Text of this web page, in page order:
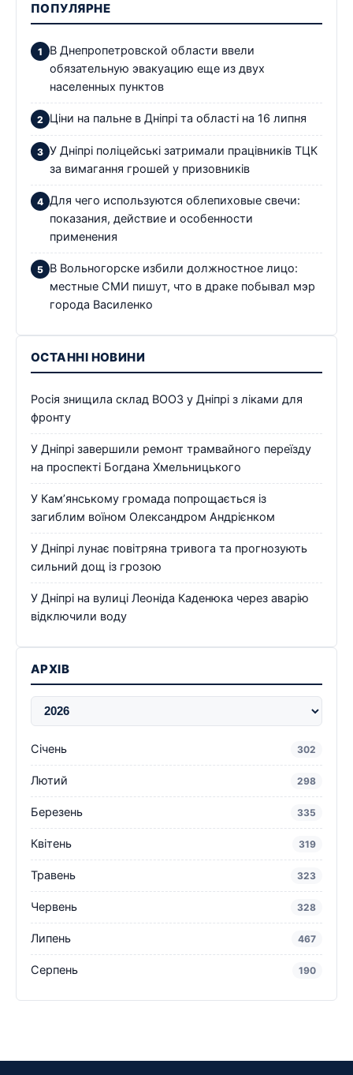
ПОПУЛЯРНЕ
В Днепропетровской области ввели
обязательную эвакуацию еще из двух
населенных пунктов
Ціни на пальне в Дніпрі та області на 16 липня
У Дніпрі поліцейські затримали працівників ТЦК
за вимагання грошей у призовників
Для чего используются облепиховые свечи:
показания, действие и особенности
применения
В Вольногорске избили должностное лицо:
местные СМИ пишут, что в драке побывал мэр
города Василенко
ОСТАННІ НОВИНИ
Росія знищила склад ВООЗ у Дніпрі з ліками для
фронту
У Дніпрі завершили ремонт трамвайного переїзду
на проспекті Богдана Хмельницького
У Кам’янському громада попрощається із
загиблим воїном Олександром Андрієнком
У Дніпрі лунає повітряна тривога та прогнозують
сильний дощ із грозою
У Дніпрі на вулиці Леоніда Каденюка через аварію
відключили воду
АРХІВ
Січень 302
Лютий 298
Березень 335
Квітень 319
Травень 323
Червень 328
Липень 467
Серпень 190